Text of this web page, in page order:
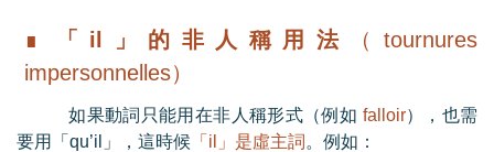
∎ 「il 」的非人稱用法
（tournures
impersonnelles）
如果動詞只能用在非人稱形式（例如 falloir），也需
要用「 qu’il 」，這時候 「 il 」是虛主詞 。例如：